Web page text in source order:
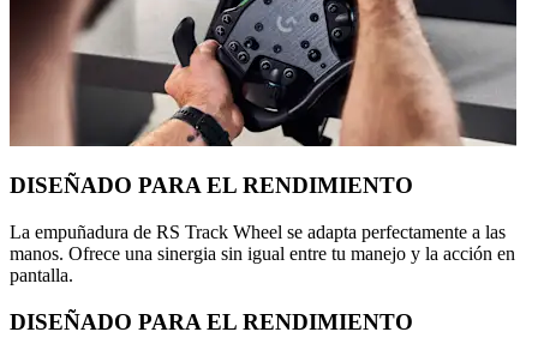
DISEÑADO PARA EL RENDIMIENTO
La empuñadura de RS Track Wheel se adapta perfectamente a las
manos. Ofrece una sinergia sin igual entre tu manejo y la acción en
pantalla.
DISEÑADO PARA EL RENDIMIENTO